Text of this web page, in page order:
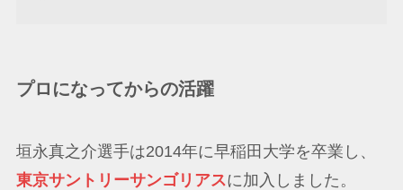
プロになってからの活躍
垣永真之介選手は2014年に早稲田大学を卒業し、
東京サントリーサンゴリアスに加入しました。